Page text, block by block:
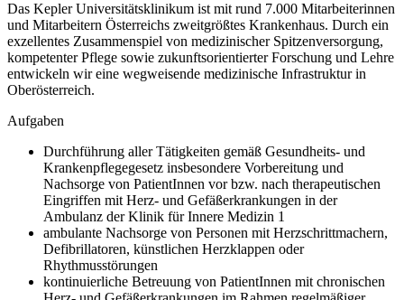
Das Kepler Universitätsklinikum ist mit rund 7.000 Mitarbeiterinnen
und Mitarbeitern Österreichs zweitgrößtes Krankenhaus. Durch ein
exzellentes Zusammenspiel von medizinischer Spitzenversorgung,
kompetenter Pflege sowie zukunftsorientierter Forschung und Lehre
entwickeln wir eine wegweisende medizinische Infrastruktur in
Oberösterreich.
Aufgaben
Durchführung aller Tätigkeiten gemäß Gesundheits- und
Krankenpflegegesetz insbesondere Vorbereitung und
Nachsorge von PatientInnen vor bzw. nach therapeutischen
Eingriffen mit Herz- und Gefäßerkrankungen in der
Ambulanz der Klinik für Innere Medizin 1
ambulante Nachsorge von Personen mit Herzschrittmachern,
Defibrillatoren, künstlichen Herzklappen oder
Rhythmusstörungen
kontinuierliche Betreuung von PatientInnen mit chronischen